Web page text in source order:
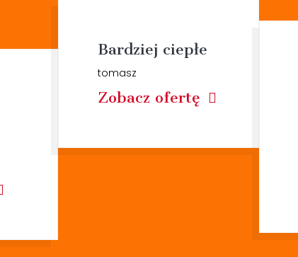
Bardziej ciepłe
tomasz
Zobacz ofertę